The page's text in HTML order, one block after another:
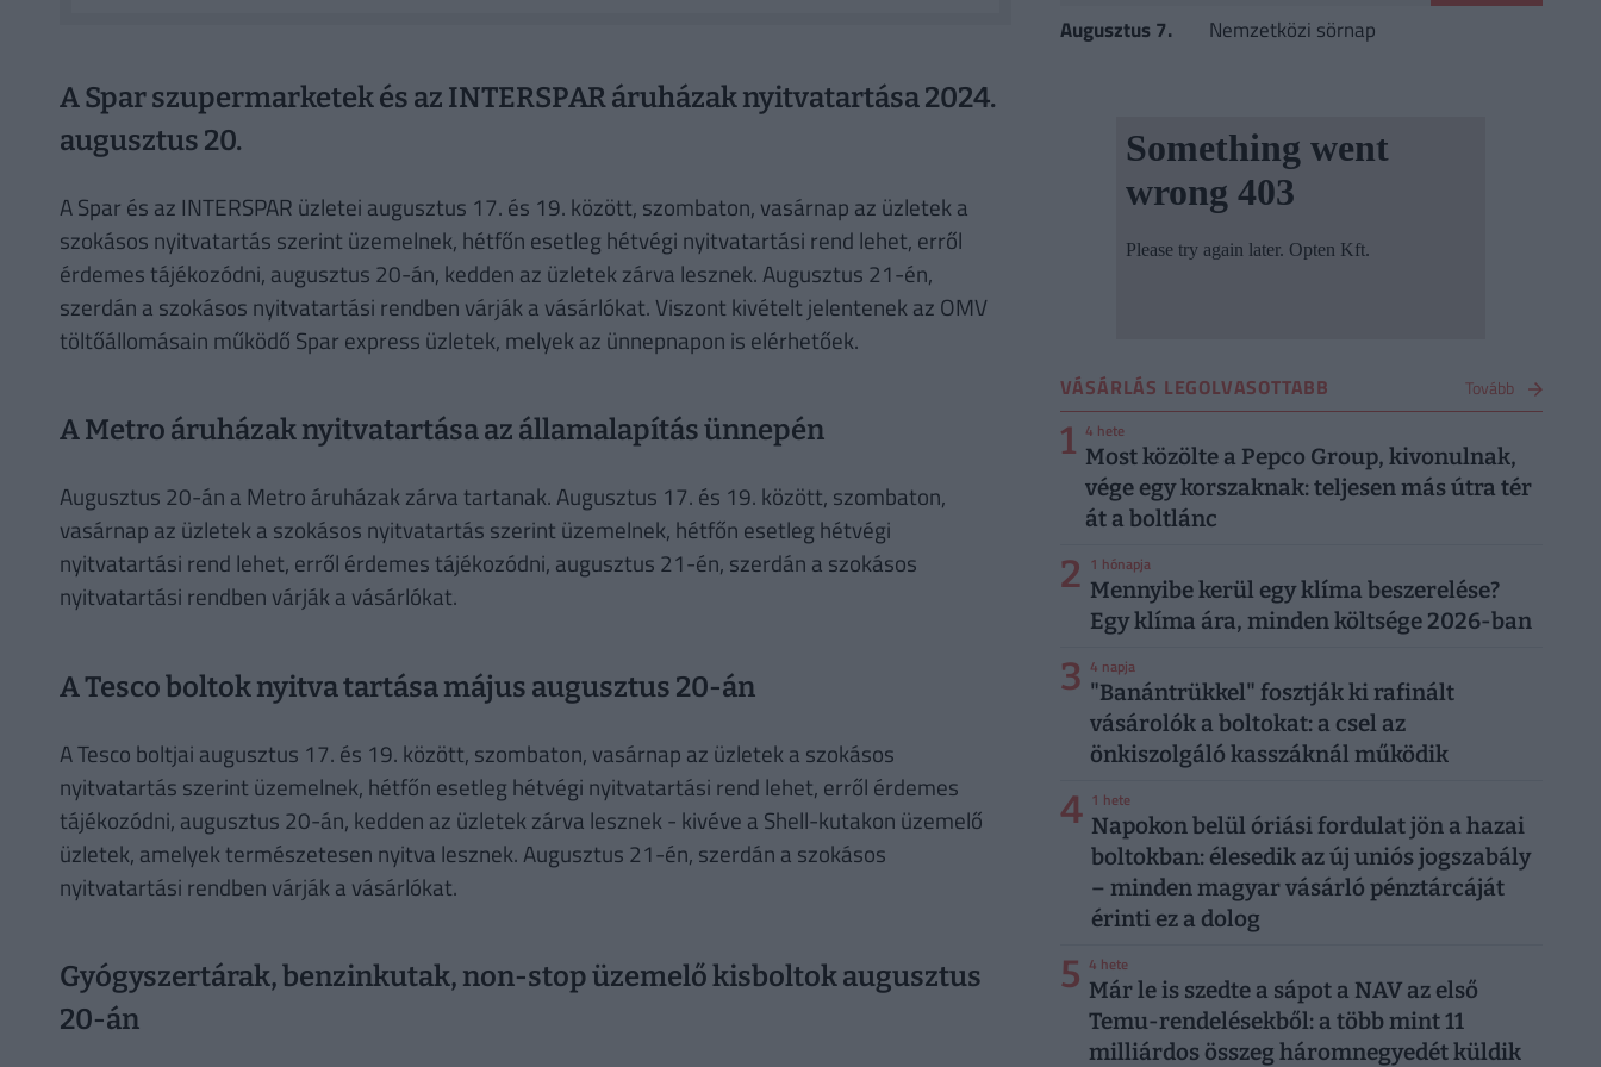
A Spar szupermarketek és az INTERSPAR áruházak nyitvatartása 2024.
augusztus 20.
A Spar és az INTERSPAR üzletei augusztus 17. és 19. között, szombaton, vasárnap az üzletek a
szokásos nyitvatartás szerint üzemelnek, hétfőn esetleg hétvégi nyitvatartási rend lehet, erről
érdemes tájékozódni, augusztus 20-án, kedden az üzletek zárva lesznek. Augusztus 21-én,
szerdán a szokásos nyitvatartási rendben várják a vásárlókat. Viszont kivételt jelentenek az OMV
töltőállomásain működő Spar express üzletek, melyek az ünnepnapon is elérhetőek.
A Metro áruházak nyitvatartása az államalapítás ünnepén
Augusztus 20-án a Metro áruházak zárva tartanak. Augusztus 17. és 19. között, szombaton,
vasárnap az üzletek a szokásos nyitvatartás szerint üzemelnek, hétfőn esetleg hétvégi
nyitvatartási rend lehet, erről érdemes tájékozódni, augusztus 21-én, szerdán a szokásos
nyitvatartási rendben várják a vásárlókat.
A Tesco boltok nyitva tartása május augusztus 20-án
A Tesco boltjai augusztus 17. és 19. között, szombaton, vasárnap az üzletek a szokásos
nyitvatartás szerint üzemelnek, hétfőn esetleg hétvégi nyitvatartási rend lehet, erről érdemes
tájékozódni, augusztus 20-án, kedden az üzletek zárva lesznek - kivéve a Shell-kutakon üzemelő
üzletek, amelyek természetesen nyitva lesznek. Augusztus 21-én, szerdán a szokásos
nyitvatartási rendben várják a vásárlókat.
Gyógyszertárak, benzinkutak, non-stop üzemelő kisboltok augusztus
20-án
Augusztus 7. Nemzetközi sörnap
VÁSÁRLÁS LEGOLVASOTTABB Tovább
1 4 hete
Most közölte a Pepco Group, kivonulnak,
vége egy korszaknak: teljesen más útra tér
át a boltlánc
2 1 hónapja
Mennyibe kerül egy klíma beszerelése?
Egy klíma ára, minden költsége 2026-ban
3 4 napja
"Banántrükkel" fosztják ki rafinált
vásárolók a boltokat: a csel az
önkiszolgáló kasszáknál működik
4 1 hete
Napokon belül óriási fordulat jön a hazai
boltokban: élesedik az új uniós jogszabály
– minden magyar vásárló pénztárcáját
érinti ez a dolog
5 4 hete
Már le is szedte a sápot a NAV az első
Temu-rendelésekből: a több mint 11
milliárdos összeg háromnegyedét küldik